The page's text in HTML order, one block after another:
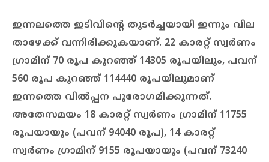
ഇന്നലത്തെ ഇടിവിന്‍റെ തുടർച്ചയായി ഇന്നും വില
താഴേക്ക് വന്നിരിക്കുകയാണ്. 22 കാരറ്റ് സ്വർണം
ഗ്രാമിന് 70 രൂപ കുറഞ്ഞ് 14305 രൂപയിലും, പവന്
560 രൂപ കുറഞ്ഞ് 114440 രൂപയിലുമാണ്
ഇന്നത്തെ വില്‍പ്പന പുരോഗമിക്കുന്നത്.
അതേസമയം 18 കാരറ്റ് സ്വർണം ഗ്രാമിന് 11755
രൂപയായും (പവന് 94040 രൂപ), 14 കാരറ്റ്
സ്വർണം ഗ്രാമിന് 9155 രൂപയായും (പവന് 73240